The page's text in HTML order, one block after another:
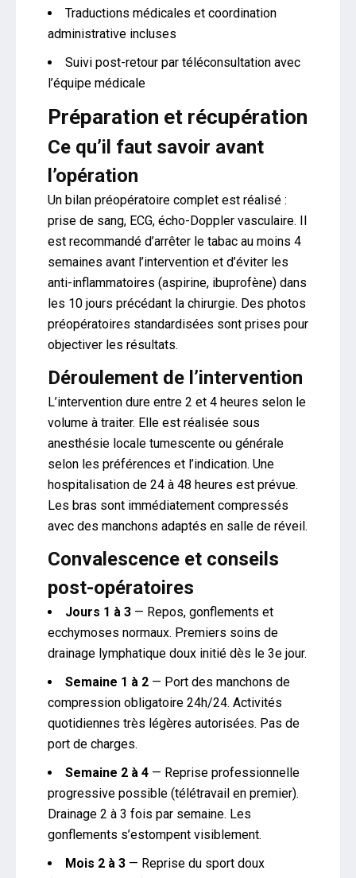
Traductions médicales et coordination
administrative incluses
Suivi post-retour par téléconsultation avec
l’équipe médicale
Préparation et récupération
Ce qu’il faut savoir avant
l’opération
Un bilan préopératoire complet est réalisé :
prise de sang, ECG, écho-Doppler vasculaire. Il
est recommandé d’arrêter le tabac au moins 4
semaines avant l’intervention et d’éviter les
anti-inflammatoires (aspirine, ibuprofène) dans
les 10 jours précédant la chirurgie. Des photos
préopératoires standardisées sont prises pour
objectiver les résultats.
Déroulement de l’intervention
L’intervention dure entre 2 et 4 heures selon le
volume à traiter. Elle est réalisée sous
anesthésie locale tumescente ou générale
selon les préférences et l’indication. Une
hospitalisation de 24 à 48 heures est prévue.
Les bras sont immédiatement compressés
avec des manchons adaptés en salle de réveil.
Convalescence et conseils
post-opératoires
Jours 1 à 3 — Repos, gonflements et
ecchymoses normaux. Premiers soins de
drainage lymphatique doux initié dès le 3e jour.
Semaine 1 à 2 — Port des manchons de
compression obligatoire 24h/24. Activités
quotidiennes très légères autorisées. Pas de
port de charges.
Semaine 2 à 4 — Reprise professionnelle
progressive possible (télétravail en premier).
Drainage 2 à 3 fois par semaine. Les
gonflements s’estompent visiblement.
Mois 2 à 3 — Reprise du sport doux